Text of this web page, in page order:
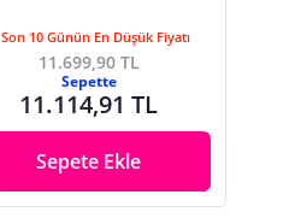
Son 10 Günün En Düşük Fiyatı
11.699,90 TL
Sepette
11.114,91 TL
Sepete Ekle